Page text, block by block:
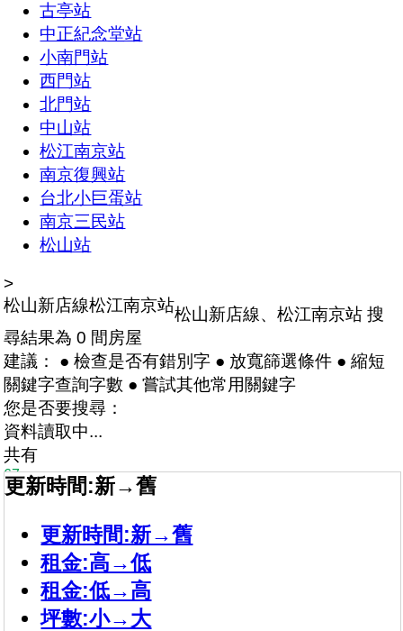
古亭站
中正紀念堂站
小南門站
西門站
北門站
中山站
松江南京站
南京復興站
台北小巨蛋站
南京三民站
松山站
>
松山新店線松江南京站松山新店線、松江南京站 搜
尋結果為 0 間房屋
建議： ● 檢查是否有錯別字 ● 放寬篩選條件 ● 縮短
關鍵字查詢字數 ● 嘗試其他常用關鍵字
您是否要搜尋：
資料讀取中...
共有
67
間房屋
更新時間:新→舊
更新時間:新→舊
租金:高→低
租金:低→高
坪數:小→大
白金漢